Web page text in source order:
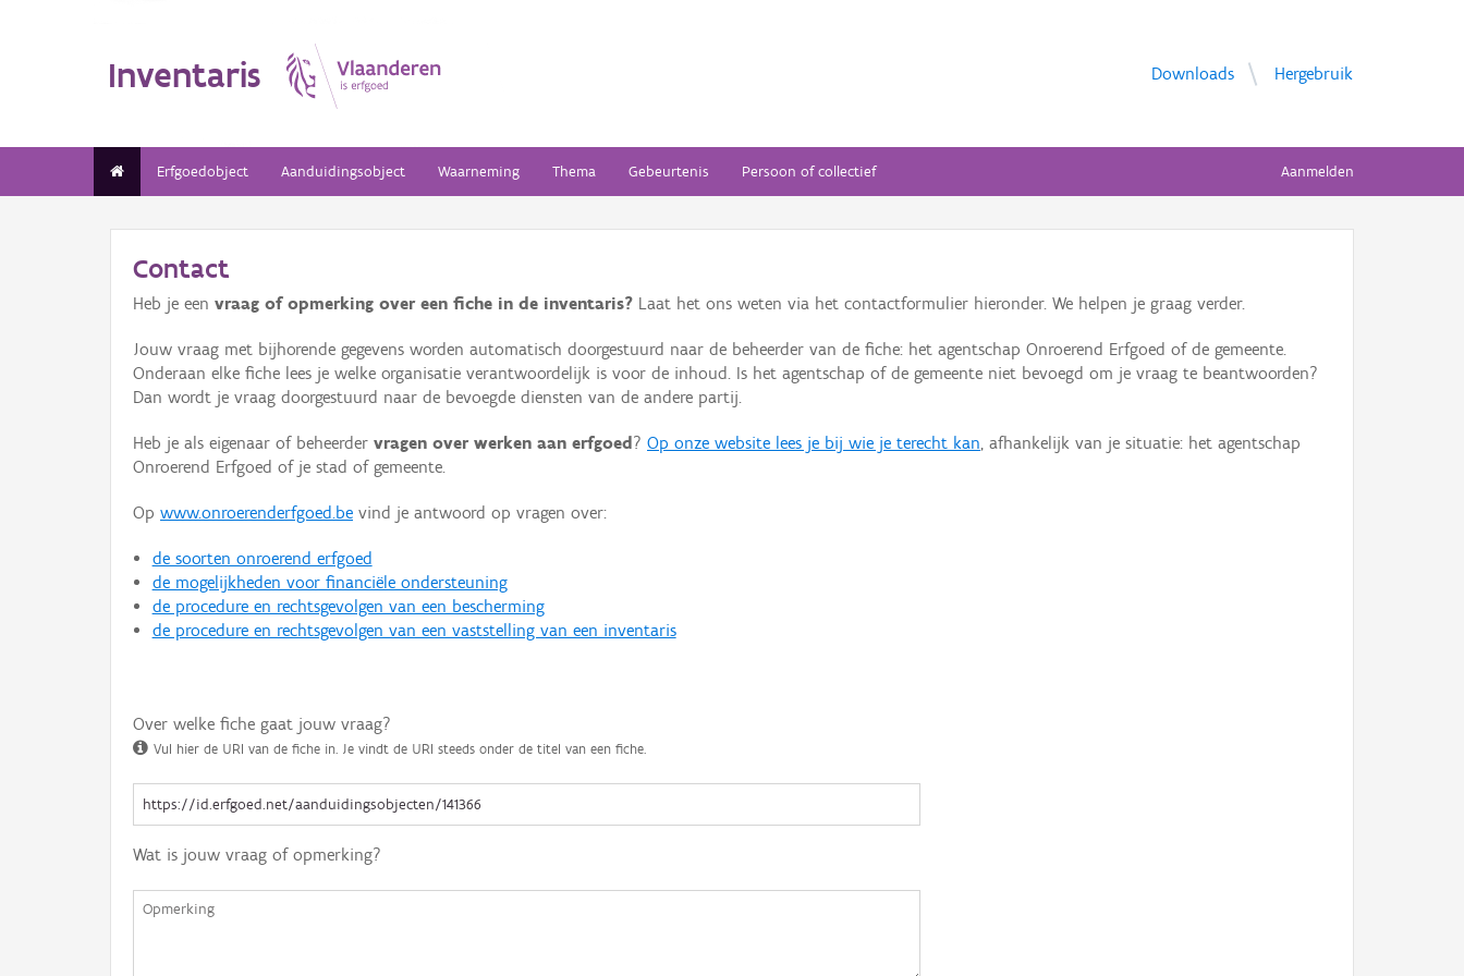
Inventaris Downloads Hergebruik
Erfgoedobject Aanduidingsobject Waarneming Thema Gebeurtenis Persoon of collectief Aanmelden
Contact
Heb je een vraag of opmerking over een fiche in de inventaris? Laat het ons weten via het contactformulier hieronder. We helpen je graag verder.
Jouw vraag met bijhorende gegevens worden automatisch doorgestuurd naar de beheerder van de fiche: het agentschap Onroerend Erfgoed of de gemeente.
Onderaan elke fiche lees je welke organisatie verantwoordelijk is voor de inhoud. Is het agentschap of de gemeente niet bevoegd om je vraag te beantwoorden?
Dan wordt je vraag doorgestuurd naar de bevoegde diensten van de andere partij.
Heb je als eigenaar of beheerder vragen over werken aan erfgoed ? Op onze website lees je bij wie je terecht kan, afhankelijk van je situatie: het agentschap
Onroerend Erfgoed of je stad of gemeente.
Op www.onroerenderfgoed.be vind je antwoord op vragen over:
de soorten onroerend erfgoed
de mogelijkheden voor financiële ondersteuning
de procedure en rechtsgevolgen van een bescherming
de procedure en rechtsgevolgen van een vaststelling van een inventaris
Over welke fiche gaat jouw vraag?
Vul hier de URI van de fiche in. Je vindt de URI steeds onder de titel van een fiche.
Wat is jouw vraag of opmerking?